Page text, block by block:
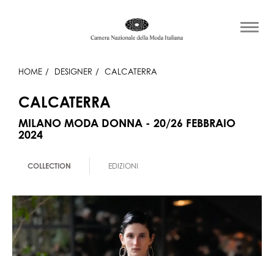
HOME DESIGNER CALCATERRA
CALCATERRA
MILANO MODA DONNA - 20/26 FEBBRAIO
2024
COLLECTION EDIZIONI